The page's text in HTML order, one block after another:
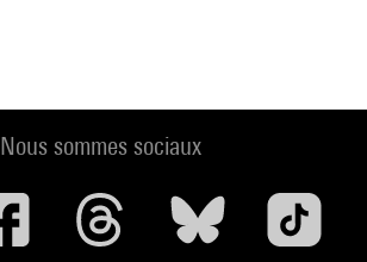
Nous sommes sociaux